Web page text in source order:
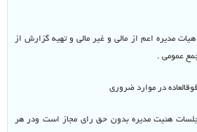
مدیره اعم از مالی و غیر مالی و تهیه گزارش از
عمومی .
جلسات هئیت مدیره بدون حق رای مجاز است ودر هر